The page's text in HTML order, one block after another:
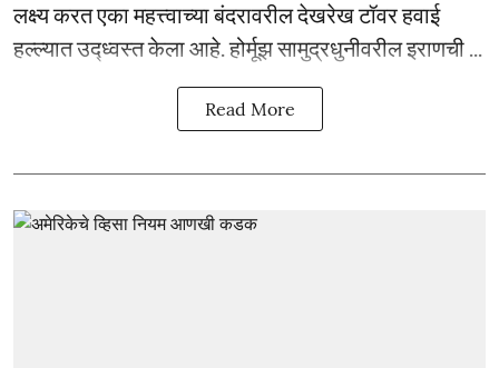
लक्ष्य करत एका महत्त्वाच्या बंदरावरील देखरेख टॉवर हवाई
हल्ल्यात उद्ध्वस्त केला आहे. होर्मूझ सामुद्रधुनीवरील इराणची ...
Read More